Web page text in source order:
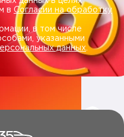
в Согласии на обработку
в том числе
указанными
данных